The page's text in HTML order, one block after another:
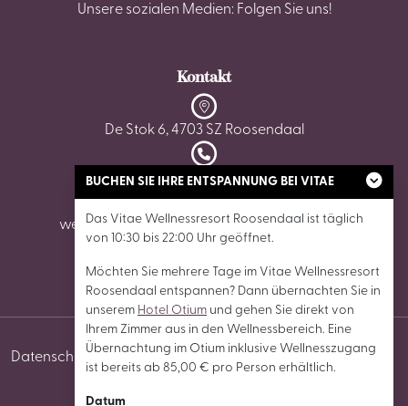
Unsere sozialen Medien: Folgen Sie uns!
Kontakt
De Stok 6, 4703 SZ Roosendaal
0165 - 87 02 62
wellnessroosendaal@vitaewellnessresorts.nl
Datenschutz
Allgemeine
Cookie-
BUCHEN SIE IHRE ENTSPANNUNG BEI VITAE
Das Vitae Wellnessresort Roosendaal ist täglich
von 10:30 bis 22:00 Uhr geöffnet.
Möchten Sie mehrere Tage im Vitae Wellnessresort
Roosendaal entspannen? Dann übernachten Sie in
unserem Hotel Otium und gehen Sie direkt von
Ihrem Zimmer aus in den Wellnessbereich. Eine
Übernachtung im Otium inklusive Wellnesszugang
ist bereits ab 85,00 € pro Person erhältlich.
Datum